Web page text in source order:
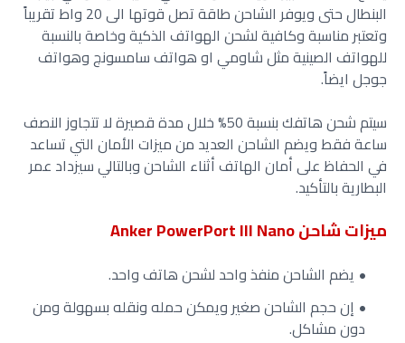
البنطال حتى ويوفر الشاحن طاقة تصل قوتها الى 20 واط تقريباً
وتعتبر مناسبة وكافية لشحن الهواتف الذكية وخاصة بالنسبة
للهواتف الصينية مثل شاومي او هواتف سامسونج وهواتف
جوجل ايضاً.
سيتم شحن هاتفك بنسبة 50% خلال مدة قصيرة لا تتجاوز النصف
ساعة فقط ويضم الشاحن العديد من ميزات الأمان التي تساعد
في الحفاظ على أمان الهاتف أثناء الشاحن وبالتالي سيزداد عمر
البطارية بالتأكيد.
ميزات شاحن Anker PowerPort III Nano
يضم الشاحن منفذ واحد لشحن هاتف واحد.
إن حجم الشاحن صغير ويمكن حمله ونقله بسهولة ومن
دون مشاكل.